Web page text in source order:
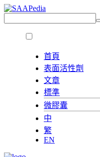
首頁
表面活性劑
文章
標準
微膠囊
中
繁
EN